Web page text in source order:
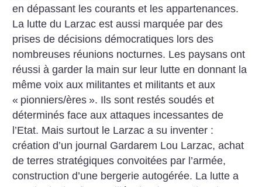
en dépassant les courants et les appartenances.
La lutte du Larzac est aussi marquée par des
prises de décisions démocratiques lors des
nombreuses réunions nocturnes. Les paysans ont
réussi à garder la main sur leur lutte en donnant la
même voix aux militantes et militants et aux
« pionniers/ères ». Ils sont restés soudés et
déterminés face aux attaques incessantes de
l’Etat. Mais surtout le Larzac a su inventer :
création d’un journal Gardarem Lou Larzac, achat
de terres stratégiques convoitées par l’armée,
construction d’une bergerie autogérée. La lutte a